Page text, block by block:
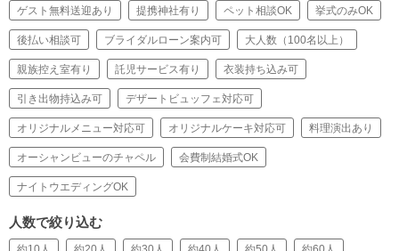
ゲスト無料送迎あり 提携神社有り ペット相談OK 挙式のみOK
後払い相談可 ブライダルローン案内可 大人数（100名以上）
親族控え室有り 託児サービス有り 衣装持ち込み可
引き出物持込み可 デザートビュッフェ対応可
オリジナルメニュー対応可 オリジナルケーキ対応可 料理演出あり
オーシャンビューのチャペル 会費制結婚式OK
ナイトウエディングOK
人数で絞り込む